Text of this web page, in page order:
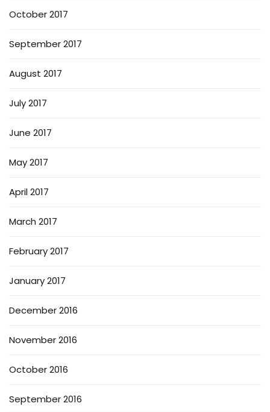
October 2017
September 2017
August 2017
July 2017
June 2017
May 2017
April 2017
March 2017
February 2017
January 2017
December 2016
November 2016
October 2016
September 2016